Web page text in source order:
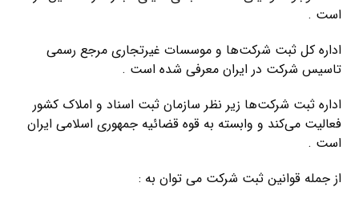
است .
اداره کل ثبت شرکت‌ها و موسسات غیرتجاری مرجع رسمی
تاسیس شرکت در ایران معرفی شده است .
اداره ثبت شرکت‌ها زیر نظر سازمان ثبت اسناد و املاک کشور
فعالیت می‌کند و وابسته به قوه قضائیه جمهوری اسلامی ایران
است .
از جمله قوانین ثبت شرکت می توان به :